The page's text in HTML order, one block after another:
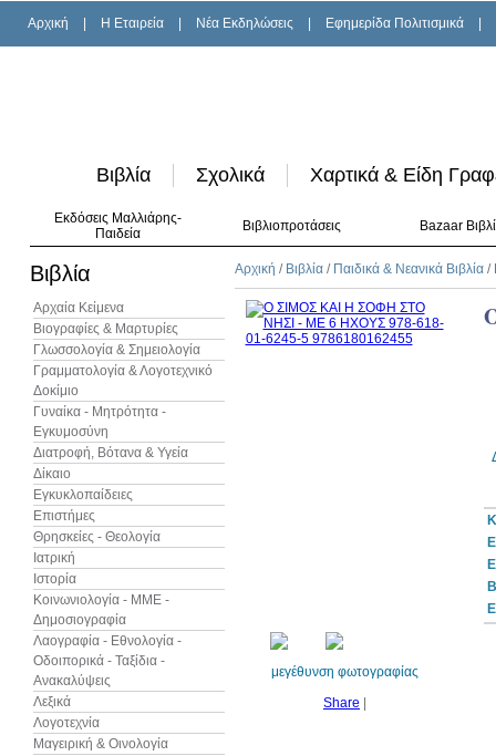
Αρχική H Εταιρεία Νέα Εκδηλώσεις Εφημερίδα Πολιτισμικά
Βιβλία Σχολικά Χαρτικά & Είδη
Εκδόσεις Μαλλιάρης-
Παιδεία
Βιβλιοπροτάσεις Bazaar
Βιβλία
Αρχαία Κείμενα
Βιογραφίες & Μαρτυρίες
Γλωσσολογία & Σημειολογία
Γραμματολογία & Λογοτεχνικό
Δοκίμιο
Γυναίκα - Μητρότητα -
Εγκυμοσύνη
Διατροφή, Βότανα & Υγεία
Δίκαιο
Εγκυκλοπαίδειες
Επιστήμες
Θρησκείες - Θεολογία
Ιατρική
Ιστορία
Κοινωνιολογία - ΜΜΕ -
Δημοσιογραφία
Λαογραφία - Εθνολογία -
Οδοιπορικά - Ταξίδια -
Ανακαλύψεις
Λεξικά
Λογοτεχνία
Μαγειρική & Οινολογία
Αρχική / Βιβλία / Παιδικά & Νεανικά Βιβλία /
μεγέθυνση φωτογραφίας
Share